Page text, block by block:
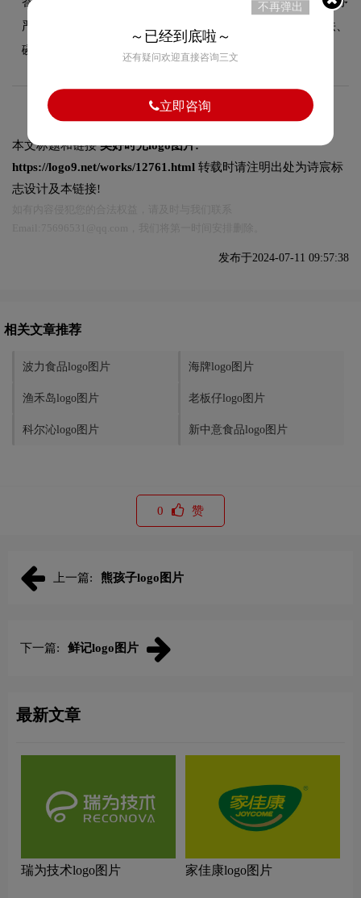
严格筛选、精心制作而成，富含蛋白质、膳食纤维和钙、铁、
磷等矿物质，是高蛋白、低脂肪、低热量的健康食品。
本文标题和链接美好时光logo图片:
https://logo9.net/works/12761.html 转载时请注明出处为诗宸标
志设计及本链接!
发布于2024-07-11 09:57:38
相关文章推荐
波力食品logo图片 海牌logo图片
渔禾岛logo图片 老板仔logo图片
科尔沁logo图片 新中意食品logo图片
0 赞
上一篇: 熊孩子logo图片
下一篇: 鲜记logo图片
最新文章
瑞为技术logo图片 家佳康logo图片
不再弹出
～已经到底啦～
还有疑问欢迎直接咨询三文
立即咨询